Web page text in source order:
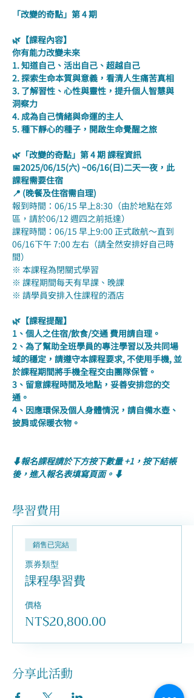
「改變的奇點」第 4 期
🌿【課程內容】
你有能力改變未來
1. 知道自己、活出自己、超越自己
2. 探索生命本質與意義，看清人生痛苦真相
3. 了解習性、心性與靈性，提升個人智慧與
洞察力
4. 成為自己情緒與命運的主人
5. 種下靜心的種子，開啟生命覺醒之旅
🌿「改變的奇點」第 4 期 課程資訊
📅2025/06/15(六) ~06/16(日)二天一夜，此
課程需要住宿
📍 (晚餐及住宿需自理)
報到時間：06/15 早上8:30（由於地點在郊
區，請於06/12 週四之前抵達）
課程時間：06/15 早上9:00 正式啟航～直到
06/16下午 7:00 左右（請全然安排好自己時
間）
※ 本課程為閉關式學習
※ 課程期間每天有早課、晚課
※ 請學員安排入住課程的酒店
🌿【課程提醒】
1、個人之住宿/飲食/交通 費用請自理。
2、為了幫助全班學員的專注學習以及共同場
域的穩定，請遵守本課程要求, 不使用手機, 並
於課程期間將手機全程交由團隊保管。
3、留意課程時間及地點，妥善安排您的交
通。
4、因應環保及個人身體情況，請自備水壺、
披肩或保暖衣物。
⬇️報名課程請於下方按下數量 +1，按下結帳
後，進入報名表填寫頁面。⬇️
學習費用
銷售已完結
票券類型
課程學習費
價格
NT$20,800.00
分享此活動